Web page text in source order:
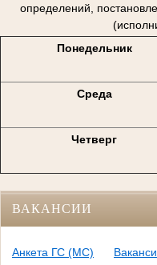
определений,
Понедельник
Среда
Четверг
ВАКАНСИИ
Анкета ГС (МС)